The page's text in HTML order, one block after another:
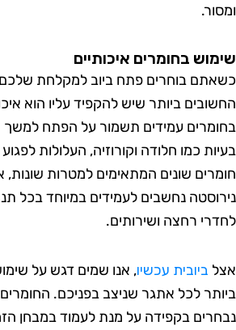
בחומרים איכותיים
בוחרים פתח ביוב למקלחת שלכם,
ביותר שיש להקפיד עליו הוא
עמידים תשמור על הפתח למשך
כמו חלודה וקורוזיה, העלולות לפגוע
שונים המתאימים למטרות שונות, אך
נחשבים לעמידים במיוחד בכל תנאי
רחצה ושירותים.
ביובית עכשיו, אנו שמים דגש על שימוש
לכל אתגר שניצב בפניכם. החומרים
בקפידה על מנת לעמוד במבחן